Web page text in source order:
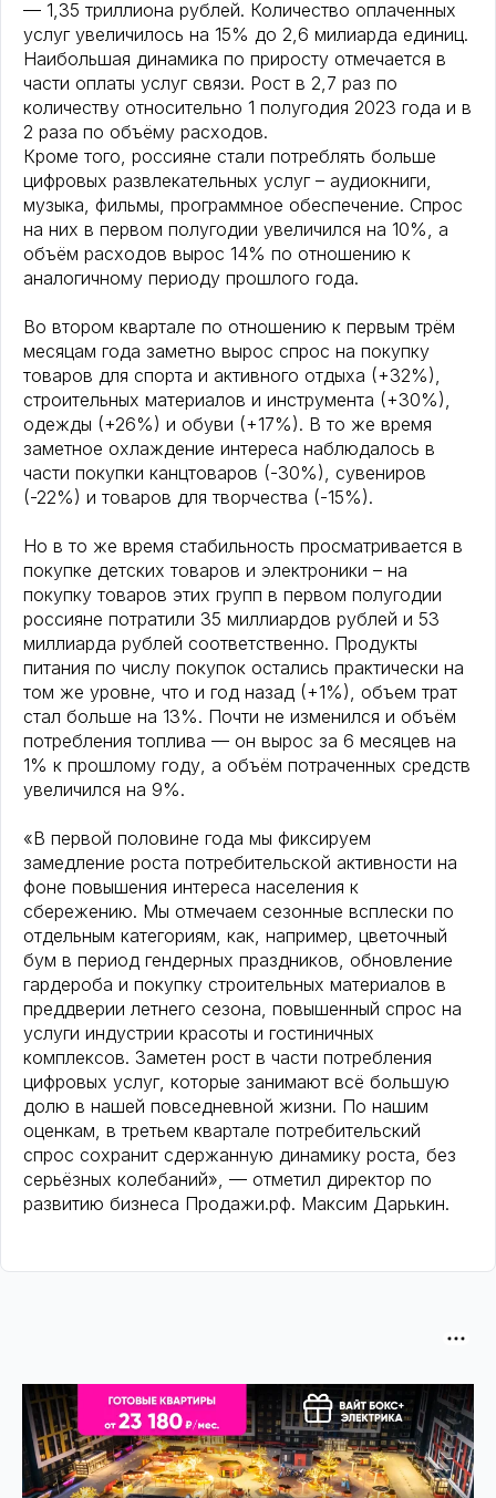
— 1,35 триллиона рублей. Количество оплаченных
услуг увеличилось на 15% до 2,6 милиарда единиц.
Наибольшая динамика по приросту отмечается в
части оплаты услуг связи. Рост в 2,7 раз по
количеству относительно 1 полугодия 2023 года и в
2 раза по объёму расходов.
Кроме того, россияне стали потреблять больше
цифровых развлекательных услуг – аудиокниги,
музыка, фильмы, программное обеспечение. Спрос
на них в первом полугодии увеличился на 10%, а
объём расходов вырос 14% по отношению к
аналогичному периоду прошлого года.
Во втором квартале по отношению к первым трём
месяцам года заметно вырос спрос на покупку
товаров для спорта и активного отдыха (+32%),
строительных материалов и инструмента (+30%),
одежды (+26%) и обуви (+17%). В то же время
заметное охлаждение интереса наблюдалось в
части покупки канцтоваров (-30%), сувениров
(-22%) и товаров для творчества (-15%).
Но в то же время стабильность просматривается в
покупке детских товаров и электроники – на
покупку товаров этих групп в первом полугодии
россияне потратили 35 миллиардов рублей и 53
миллиарда рублей соответственно. Продукты
питания по числу покупок остались практически на
том же уровне, что и год назад (+1%), объем трат
стал больше на 13%. Почти не изменился и объём
потребления топлива — он вырос за 6 месяцев на
1% к прошлому году, а объём потраченных средств
увеличился на 9%.
«В первой половине года мы фиксируем
замедление роста потребительской активности на
фоне повышения интереса населения к
сбережению. Мы отмечаем сезонные всплески по
отдельным категориям, как, например, цветочный
бум в период гендерных праздников, обновление
гардероба и покупку строительных материалов в
преддверии летнего сезона, повышенный спрос на
услуги индустрии красоты и гостиничных
комплексов. Заметен рост в части потребления
цифровых услуг, которые занимают всё большую
долю в нашей повседневной жизни. По нашим
оценкам, в третьем квартале потребительский
спрос сохранит сдержанную динамику роста, без
серьёзных колебаний», — отметил директор по
развитию бизнеса Продажи.рф. Максим Дарькин.